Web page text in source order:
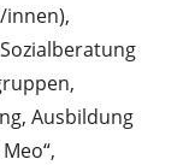
Ausbildung